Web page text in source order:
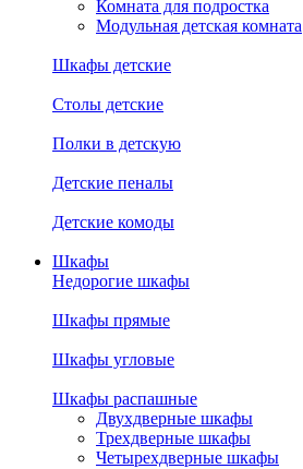
Комната для подростка
Модульная детская комната
Шкафы детские
Столы детские
Полки в детскую
Детские пеналы
Детские комоды
Шкафы
Недорогие шкафы
Шкафы прямые
Шкафы угловые
Шкафы распашные
Двухдверные шкафы
Трехдверные шкафы
Четырехдверные шкафы